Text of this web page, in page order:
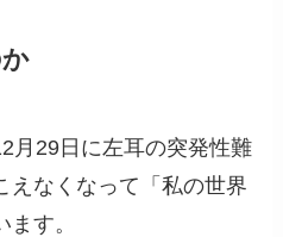
月29日に左耳の突発性難
えなくなって「私の世界
す。